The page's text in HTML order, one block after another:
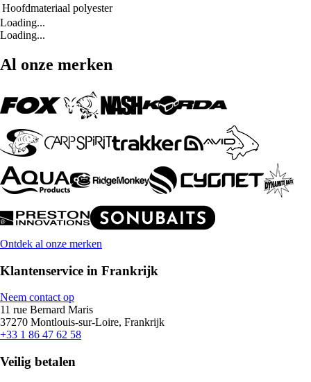
Hoofdmateriaal polyester
Loading...
Loading...
Al onze merken
Ontdek al onze merken
Klantenservice in Frankrijk
Neem contact op
11 rue Bernard Maris
37270 Montlouis-sur-Loire, Frankrijk
+33 1 86 47 62 58
Veilig betalen